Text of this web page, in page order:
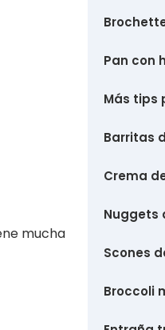
mucha
Pan con
Más tips
Barritas
Crema
Nuggets
Scones
Broccoli